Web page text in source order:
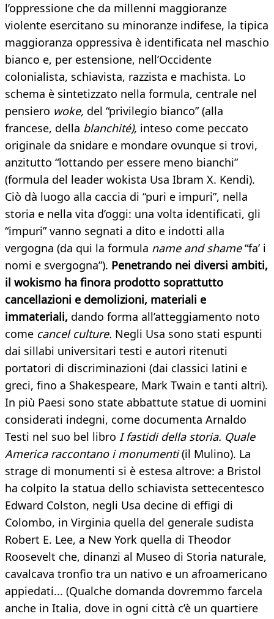
l’oppressione che da millenni maggioranze
violente esercitano su minoranze indifese, la tipica
maggioranza oppressiva è identificata nel maschio
bianco e, per estensione, nell’Occidente
colonialista, schiavista, razzista e machista. Lo
schema è sintetizzato nella formula, centrale nel
pensiero woke, del “privilegio bianco” (alla
francese, della blanchité), inteso come peccato
originale da snidare e mondare ovunque si trovi,
anzitutto “lottando per essere meno bianchi”
(formula del leader wokista Usa Ibram X. Kendi).
Ciò dà luogo alla caccia di “puri e impuri”, nella
storia e nella vita d’oggi: una volta identificati, gli
“impuri” vanno segnati a dito e indotti alla
vergogna (da qui la formula name and shame“fa’ i
nomi e svergogna”). Penetrando nei diversi ambiti,
il wokismo ha finora prodotto soprattutto
cancellazioni e demolizioni, materiali e
immateriali, dando forma all’atteggiamento noto
come cancel culture. Negli Usa sono stati espunti
dai sillabi universitari testi e autori ritenuti
portatori di discriminazioni (dai classici latini e
greci, fino a Shakespeare, Mark Twain e tanti altri).
In più Paesi sono state abbattute statue di uomini
considerati indegni, come documenta Arnaldo
Testi nel suo bel libro I fastidi della storia. Quale
America raccontano i monumenti(il Mulino). La
strage di monumenti si è estesa altrove: a Bristol
ha colpito la statua dello schiavista settecentesco
Edward Colston, negli Usa decine di effigi di
Colombo, in Virginia quella del generale sudista
Robert E. Lee, a New York quella di Theodor
Roosevelt che, dinanzi al Museo di Storia naturale,
cavalcava tronfio tra un nativo e un afroamericano
appiedati... (Qualche domanda dovremmo farcela
anche in Italia, dove in ogni città c’è un quartiere